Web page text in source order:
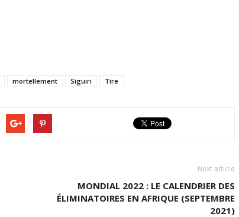
mortellement Siguiri Tire
Next article
MONDIAL 2022 : LE CALENDRIER DES
ÉLIMINATOIRES EN AFRIQUE (SEPTEMBRE
2021)